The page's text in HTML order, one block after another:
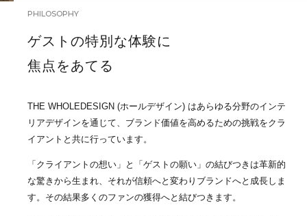
PHILOSOPHY
ゲストの特別な体験に
焦点をあてる
THE WHOLEDESIGN (ホールデザイン) はあらゆる分野のインテ
リアデザインを通じて、ブランド価値を高めるための挑戦をクラ
イアントと共に行っています。
「クライアントの想い」と「ゲストの願い」の結びつきは革新的
な驚きから生まれ、それが信頼へと変わりブランドへと成長しま
す。その結果多くのファンの獲得へと結びつきます。